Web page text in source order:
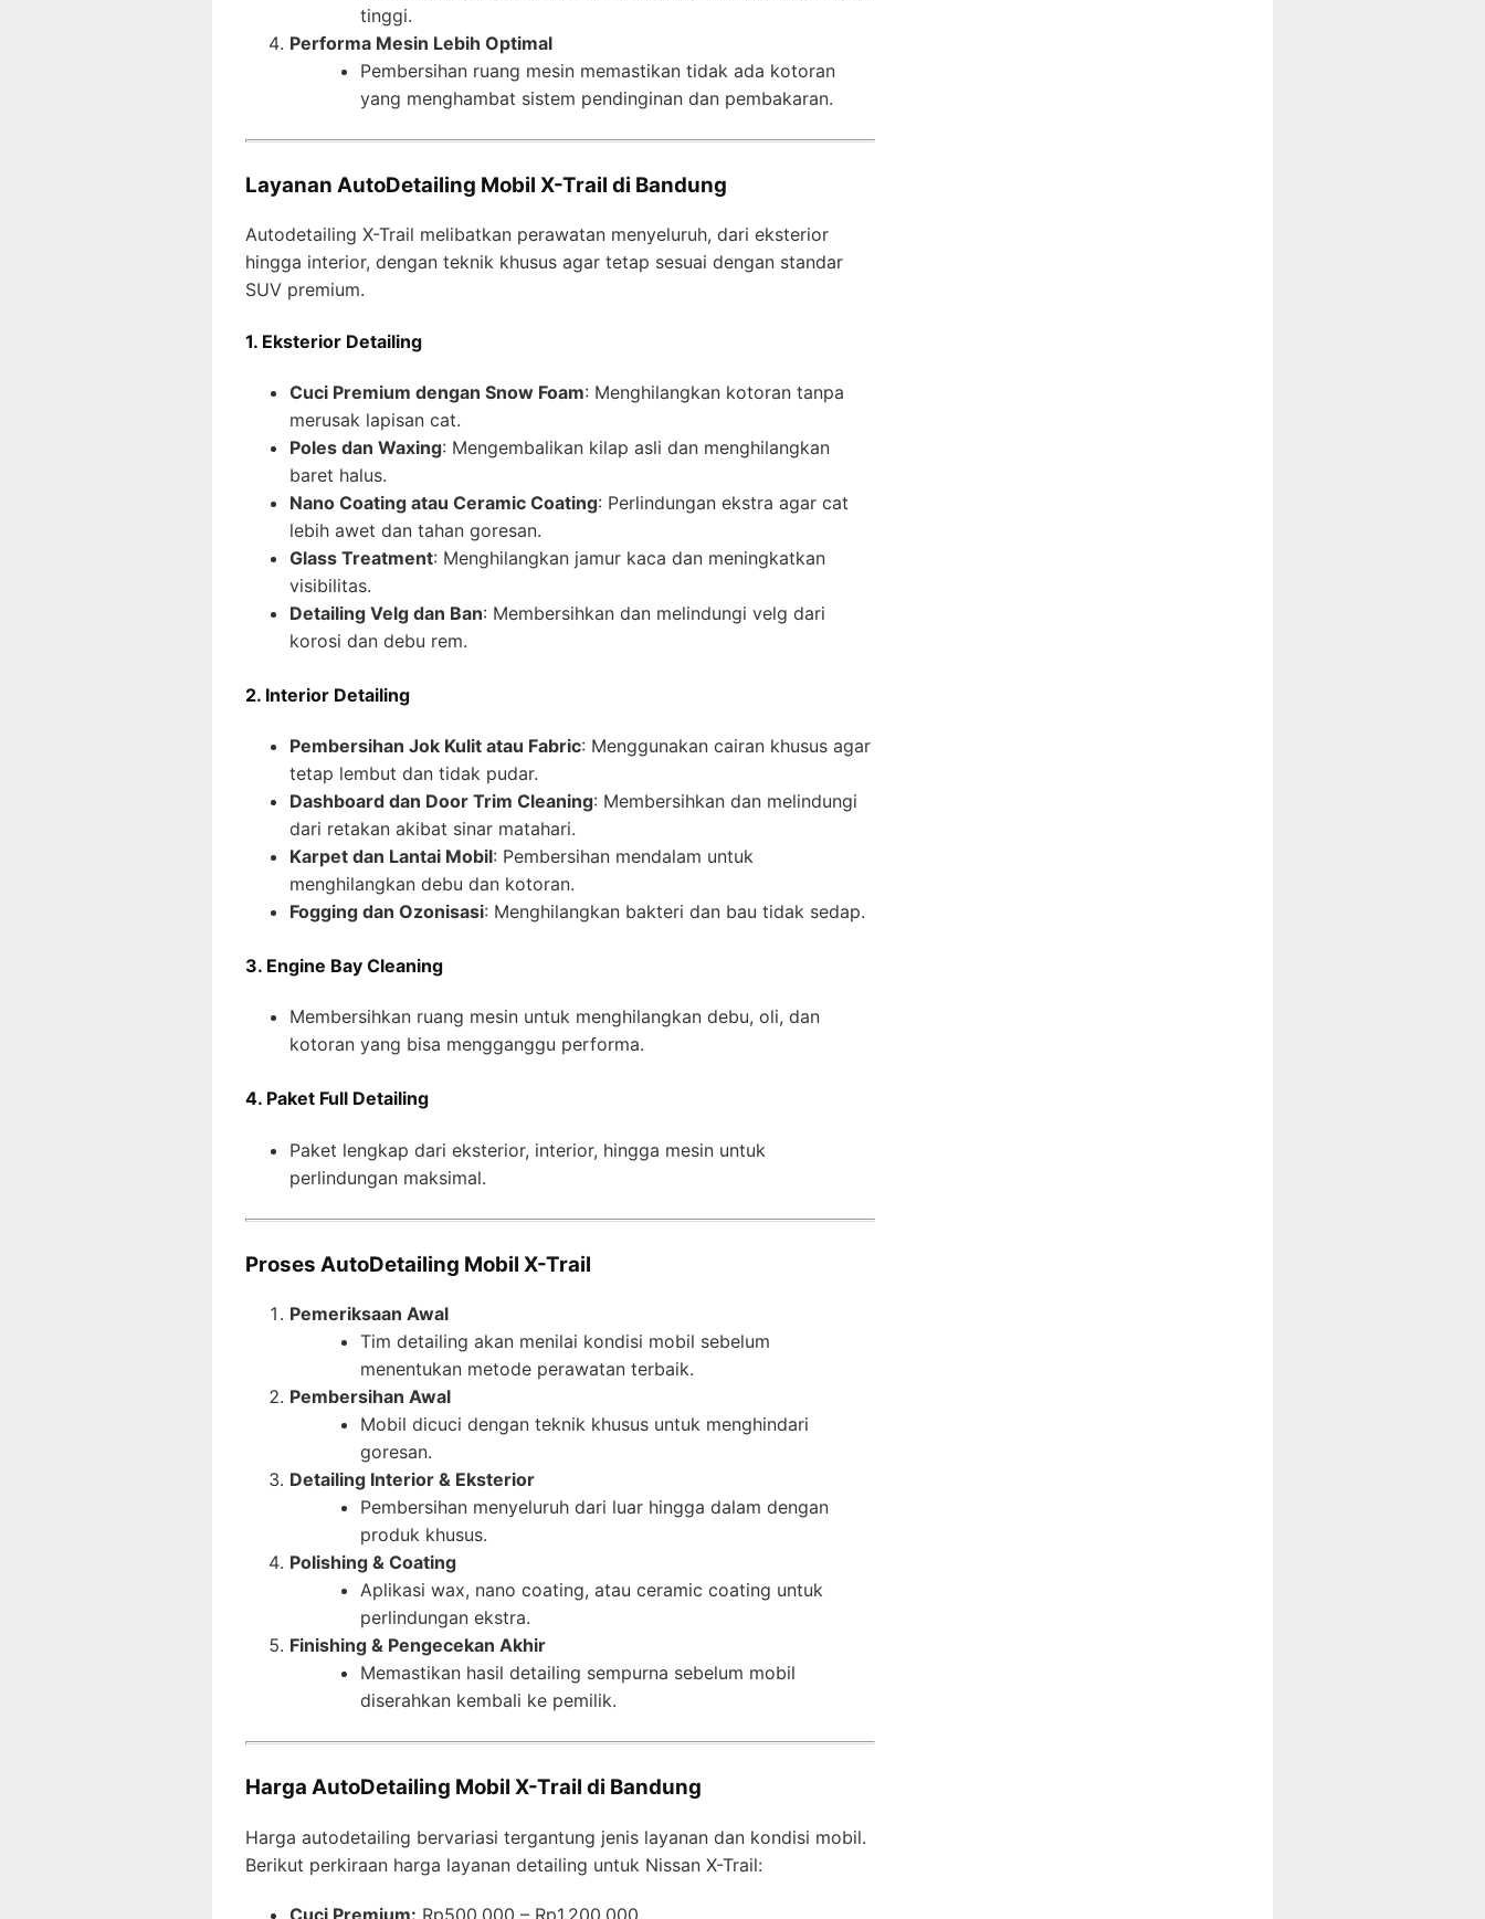
tinggi.
Performa Mesin Lebih Optimal
Pembersihan ruang mesin memastikan tidak ada kotoran
yang menghambat sistem pendinginan dan pembakaran.
Layanan AutoDetailing Mobil X-Trail di Bandung
Autodetailing X-Trail melibatkan perawatan menyeluruh, dari eksterior
hingga interior, dengan teknik khusus agar tetap sesuai dengan standar
SUV premium.
1. Eksterior Detailing
Cuci Premium dengan Snow Foam: Menghilangkan kotoran tanpa
merusak lapisan cat.
Poles dan Waxing: Mengembalikan kilap asli dan menghilangkan
baret halus.
Nano Coating atau Ceramic Coating: Perlindungan ekstra agar cat
lebih awet dan tahan goresan.
Glass Treatment: Menghilangkan jamur kaca dan meningkatkan
visibilitas.
Detailing Velg dan Ban: Membersihkan dan melindungi velg dari
korosi dan debu rem.
2. Interior Detailing
Pembersihan Jok Kulit atau Fabric: Menggunakan cairan khusus agar
tetap lembut dan tidak pudar.
Dashboard dan Door Trim Cleaning: Membersihkan dan melindungi
dari retakan akibat sinar matahari.
Karpet dan Lantai Mobil: Pembersihan mendalam untuk
menghilangkan debu dan kotoran.
Fogging dan Ozonisasi: Menghilangkan bakteri dan bau tidak sedap.
3. Engine Bay Cleaning
Membersihkan ruang mesin untuk menghilangkan debu, oli, dan
kotoran yang bisa mengganggu performa.
4. Paket Full Detailing
Paket lengkap dari eksterior, interior, hingga mesin untuk
perlindungan maksimal.
Proses AutoDetailing Mobil X-Trail
Pemeriksaan Awal
Tim detailing akan menilai kondisi mobil sebelum
menentukan metode perawatan terbaik.
Pembersihan Awal
Mobil dicuci dengan teknik khusus untuk menghindari
goresan.
Detailing Interior & Eksterior
Pembersihan menyeluruh dari luar hingga dalam dengan
produk khusus.
Polishing & Coating
Aplikasi wax, nano coating, atau ceramic coating untuk
perlindungan ekstra.
Finishing & Pengecekan Akhir
Memastikan hasil detailing sempurna sebelum mobil
diserahkan kembali ke pemilik.
Harga AutoDetailing Mobil X-Trail di Bandung
Harga autodetailing bervariasi tergantung jenis layanan dan kondisi mobil.
Berikut perkiraan harga layanan detailing untuk Nissan X-Trail: